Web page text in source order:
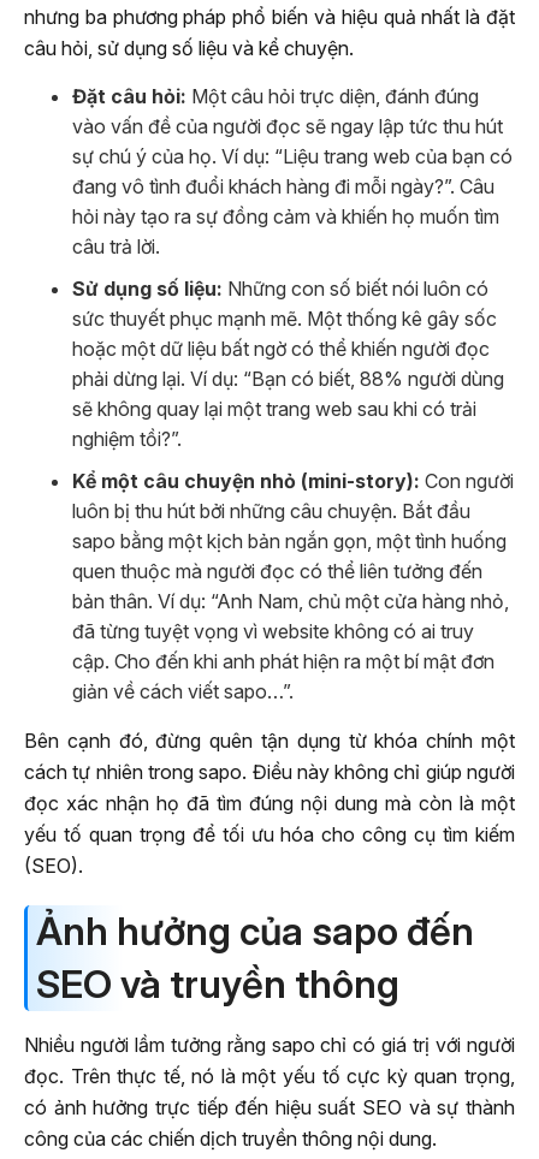
nhưng ba phương pháp phổ biến và hiệu quả nhất là đặt
câu hỏi, sử dụng số liệu và kể chuyện.
Đặt câu hỏi: Một câu hỏi trực diện, đánh đúng
vào vấn đề của người đọc sẽ ngay lập tức thu hút
sự chú ý của họ. Ví dụ: “Liệu trang web của bạn có
đang vô tình đuổi khách hàng đi mỗi ngày?”. Câu
hỏi này tạo ra sự đồng cảm và khiến họ muốn tìm
câu trả lời.
Sử dụng số liệu: Những con số biết nói luôn có
sức thuyết phục mạnh mẽ. Một thống kê gây sốc
hoặc một dữ liệu bất ngờ có thể khiến người đọc
phải dừng lại. Ví dụ: “Bạn có biết, 88% người dùng
sẽ không quay lại một trang web sau khi có trải
nghiệm tồi?”.
Kể một câu chuyện nhỏ (mini-story): Con người
luôn bị thu hút bởi những câu chuyện. Bắt đầu
sapo bằng một kịch bản ngắn gọn, một tình huống
quen thuộc mà người đọc có thể liên tưởng đến
bản thân. Ví dụ: “Anh Nam, chủ một cửa hàng nhỏ,
đã từng tuyệt vọng vì website không có ai truy
cập. Cho đến khi anh phát hiện ra một bí mật đơn
giản về cách viết sapo…”.
Bên cạnh đó, đừng quên tận dụng từ khóa chính một
cách tự nhiên trong sapo. Điều này không chỉ giúp người
đọc xác nhận họ đã tìm đúng nội dung mà còn là một
yếu tố quan trọng để tối ưu hóa cho công cụ tìm kiếm
(SEO).
Ảnh hưởng của sapo đến
SEO và truyền thông
Nhiều người lầm tưởng rằng sapo chỉ có giá trị với người
đọc. Trên thực tế, nó là một yếu tố cực kỳ quan trọng,
có ảnh hưởng trực tiếp đến hiệu suất SEO và sự thành
công của các chiến dịch truyền thông nội dung.